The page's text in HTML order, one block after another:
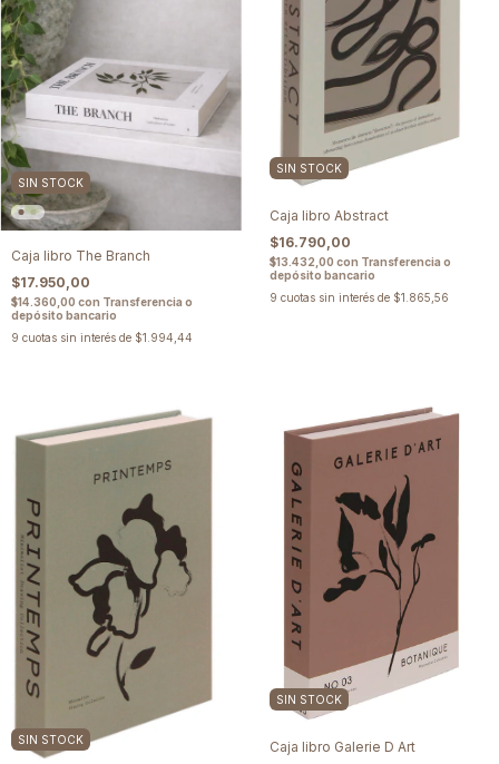
SIN STOCK
Caja libro The Branch
$17.950,00
$14.360,00 con Transferencia o
depósito bancario
9 cuotas sin interés de $1.994,44
SIN STOCK
Caja libro Abstract
$16.790,00
$13.432,00 con Transferencia o
depósito bancario
9 cuotas sin interés de $1.865,56
SIN STOCK
SIN STOCK
Caja libro Galerie D Art